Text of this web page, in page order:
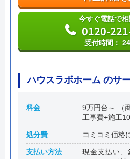
今すぐ電話で
0120-
受付時間：
ハウスラボホーム のサ
料金
9万円台～ （
工事費+施工
処分費 コミコミ価格
支払い方法
現金支払い、